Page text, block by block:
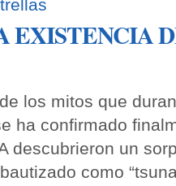
EXISTENCIA
los mitos que
ha confirmado
descubrieron un
como